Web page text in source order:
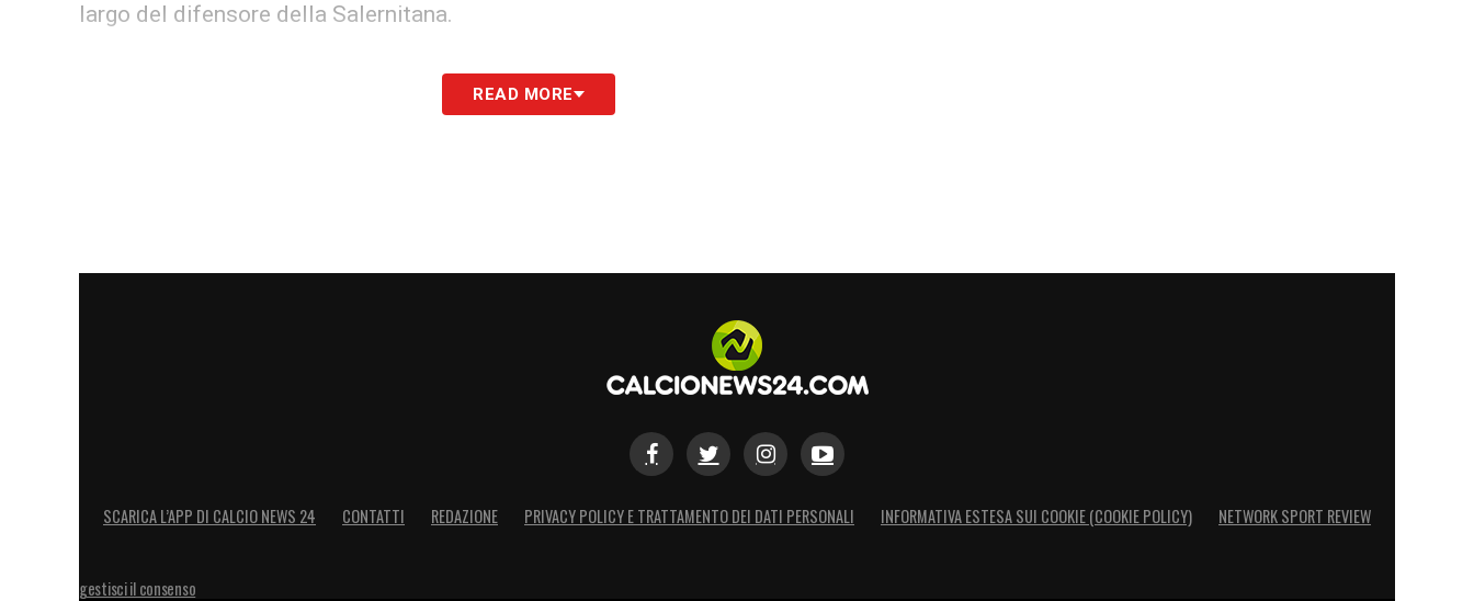
largo del difensore della Salernitana.
LA PLAYLIST DELLE NOSTRE TOP NEWSREAD MORE
SCARICA L’APP DI CALCIO NEWS 24 CONTATTI REDAZIONE PRIVACY POLICY E TRATTAMENTO DEI DATI PERSONALI INFORMATIVA ESTESA SUI COOKIE (COOKIE POLICY) NETWORK SPORT REVIEW
gestisci il consenso